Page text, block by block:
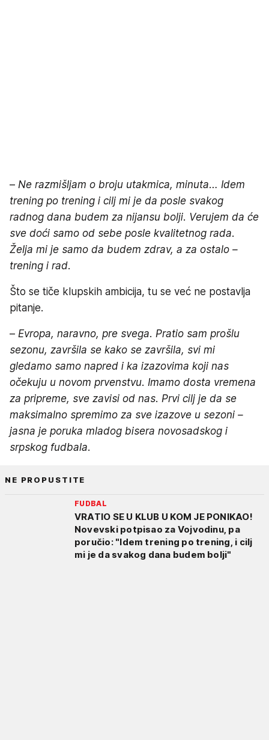
– Ne razmišljam o broju utakmica, minuta… Idem
trening po trening i cilj mi je da posle svakog
radnog dana budem za nijansu bolji. Verujem da će
sve doći samo od sebe posle kvalitetnog rada.
Želja mi je samo da budem zdrav, a za ostalo –
trening i rad.
Što se tiče klupskih ambicija, tu se već ne postavlja
pitanje.
– Evropa, naravno, pre svega. Pratio sam prošlu
sezonu, završila se kako se završila, svi mi
gledamo samo napred i ka izazovima koji nas
očekuju u novom prvenstvu. Imamo dosta vremena
za pripreme, sve zavisi od nas. Prvi cilj je da se
maksimalno spremimo za sve izazove u sezoni –
jasna je poruka mladog bisera novosadskog i
srpskog fudbala.
NE PROPUSTITE
FUDBAL
VRATIO SE U KLUB U KOM JE PONIKAO!
Novevski potpisao za Vojvodinu, pa
poručio: "Idem trening po trening, i cilj
mi je da svakog dana budem bolji"